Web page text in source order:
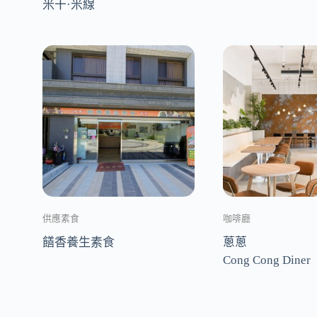
米干·米線
供應素食
饍香養生素食
咖啡廳
蔥蔥
Cong Cong Diner